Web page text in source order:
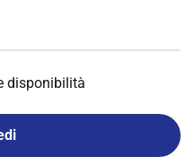
disponibilità